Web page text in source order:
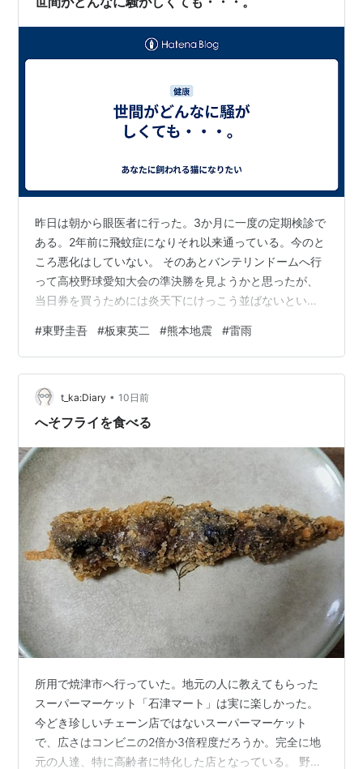
昨日は朝から眼医者に行った。3か月に一度の定期検診で
ある。2年前に飛蚊症になりそれ以来通っている。今のと
ころ悪化はしていない。 そのあとバンテリンドームへ行
って高校野球愛知大会の準決勝を見ようかと思ったが、
当日券を買うためには炎天下にけっこう並ばないといけ
はなんと1,000円という安さ！去年私が行ったフィギュア
スケートの国際試合グランプリファイナルは一番安い席
で確か6,000円だった。地方大会と国際試合を比べたっ
てしかたないが、野球は安いなと思った。しかしながら
高校野球はあくまでも部活なのにドームで試合ができる
#東野圭吾 #板東英二 #熊本地震 #雷雨
t_ka:Diary • 10日前
へそフライを食べる
所用で焼津市へ行っていた。地元の人に教えてもらった
スーパーマーケット「石津マート」は実に楽しかった。
今どき珍しいチェーン店ではないスーパーマーケット
で、広さはコンビニの2倍か3倍程度だろうか。完全に地
元の人達、特に高齢者に特化した店となっている。 野菜